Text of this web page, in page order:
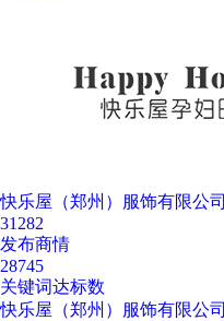
快乐屋（郑州）服饰有限公司
31282
发布商情
28745
关键词达标数
快乐屋（郑州）服饰有限公司